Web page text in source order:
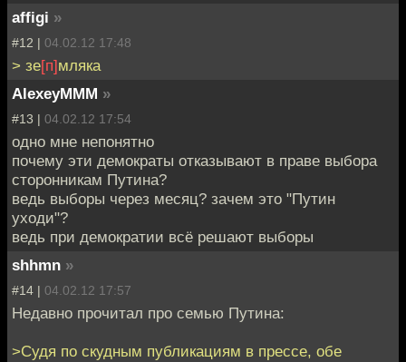
affigi »
#12 | 04.02.12 17:48
> зе[п]мляка
AlexeyMMM »
#13 | 04.02.12 17:54
одно мне непонятно
почему эти демократы отказывают в праве выбора
сторонникам Путина?
ведь выборы через месяц? зачем это "Путин
уходи"?
ведь при демократии всё решают выборы
shhmn »
#14 | 04.02.12 17:57
Недавно прочитал про семью Путина:
>Судя по скудным публикациям в прессе, обе